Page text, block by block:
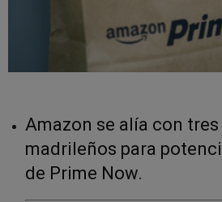
Amazon se alía con
madrileños para
de Prime Now.